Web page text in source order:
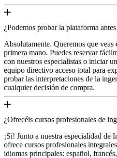
¿Podemos probar la plataforma
Absolutamente. Queremos que
primera mano. Puedes reservar
con nuestros especialistas o iniciar
equipo directivo acceso total para
probar las interpretaciones de la
cualquier decisión de compra.
¿Ofrecéis cursos profesionales de
¡Sí! Junto a nuestra especialidad de
ofrece cursos profesionales
idiomas principales: español,